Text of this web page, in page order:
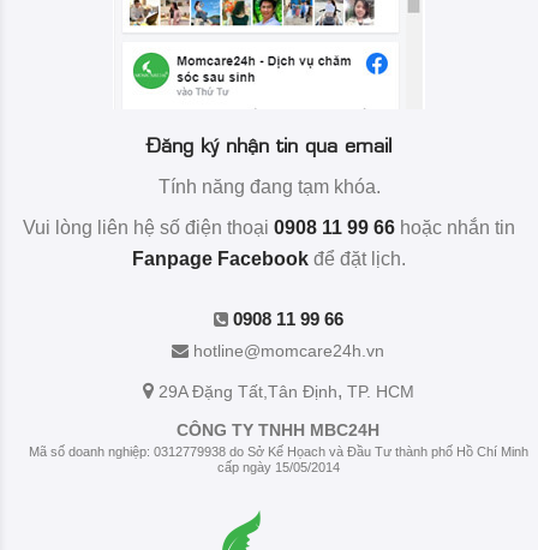
Đăng ký nhận tin qua email
Tính năng đang tạm khóa.
Vui lòng liên hệ số điện thoại 0908 11 99 66 hoặc nhắn tin
Fanpage Facebook để đặt lịch.
0908 11 99 66
hotline@momcare24h.vn
29A Đặng Tất,Tân Định, TP. HCM
CÔNG TY TNHH MBC24H
Mã số doanh nghiệp: 0312779938 do Sở Kế Họach và Đầu Tư thành phố Hồ Chí Minh
cấp ngày 15/05/2014